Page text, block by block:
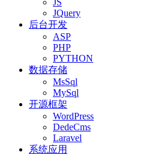
JQuery
后台开发
ASP
PHP
PYTHON
数据存储
MsSql
MySql
开源框架
WordPress
DedeCms
Laravel
系统应用